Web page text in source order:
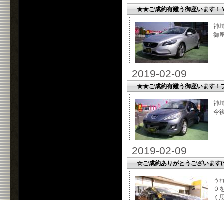
★★ご成約有難う御座います
神
御
2019-02-09
★★ご成約有難う御座います
神
今
2019-02-09
☆ご成約ありがとうございま
う
０
く